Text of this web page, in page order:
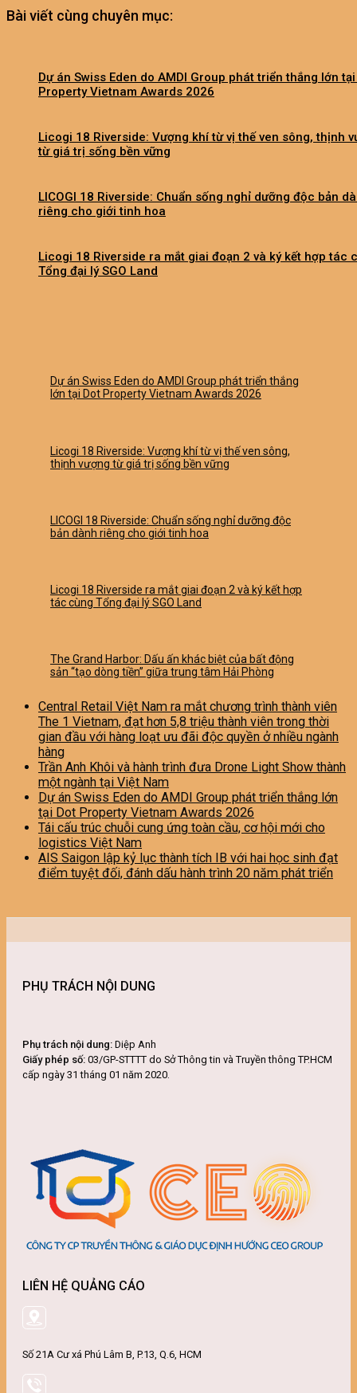
Bài viết cùng chuyên mục:
Dự án Swiss Eden do AMDI Group phát triển thắng lớn
Property Vietnam Awards 2026
Licogi 18 Riverside: Vượng khí từ vị thế ven sông, thịnh
từ giá trị sống bền vững
LICOGI 18 Riverside: Chuẩn sống nghỉ dưỡng độc bản
riêng cho giới tinh hoa
Licogi 18 Riverside ra mắt giai đoạn 2 và ký kết hợp tác
Tổng đại lý SGO Land
Dự án Swiss Eden do AMDI Group phát triển thắng
lớn tại Dot Property Vietnam Awards 2026
Licogi 18 Riverside: Vượng khí từ vị thế ven sông,
thịnh vượng từ giá trị sống bền vững
LICOGI 18 Riverside: Chuẩn sống nghỉ dưỡng độc
bản dành riêng cho giới tinh hoa
Licogi 18 Riverside ra mắt giai đoạn 2 và ký kết hợp
tác cùng Tổng đại lý SGO Land
The Grand Harbor: Dấu ấn khác biệt của bất động
sản “tạo dòng tiền” giữa trung tâm Hải Phòng
Central Retail Việt Nam ra mắt chương trình thành viên
The 1 Vietnam, đạt hơn 5,8 triệu thành viên trong thời
gian đầu với hàng loạt ưu đãi độc quyền ở nhiều ngành
hàng
Trần Anh Khôi và hành trình đưa Drone Light Show thành
một ngành tại Việt Nam
Dự án Swiss Eden do AMDI Group phát triển thắng lớn
tại Dot Property Vietnam Awards 2026
Tái cấu trúc chuỗi cung ứng toàn cầu, cơ hội mới cho
logistics Việt Nam
AIS Saigon lập kỷ lục thành tích IB với hai học sinh đạt
điểm tuyệt đối, đánh dấu hành trình 20 năm phát triển
PHỤ TRÁCH NỘI DUNG
Phụ trách nội dung: Diệp Anh
Giấy phép số: 03/GP-STTTT do Sở Thông tin và Truyền thông TP.HCM
cấp ngày 31 tháng 01 năm 2020.
LIÊN HỆ QUẢNG CÁO
Số 21A Cư xá Phú Lâm B, P.13, Q.6, HCM